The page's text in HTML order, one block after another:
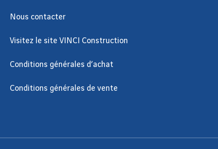
Nous contacter
Visitez le site VINCI Construction
Conditions générales d’achat
Conditions générales de vente